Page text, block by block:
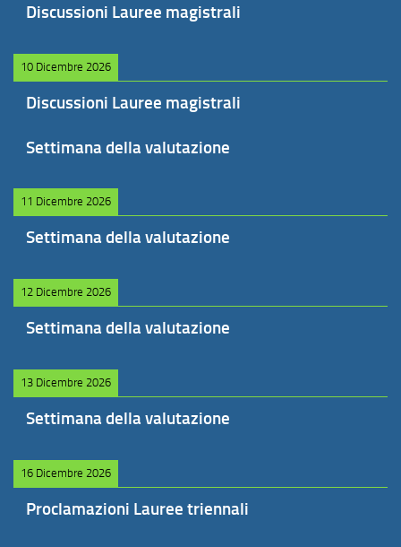
Discussioni Lauree magistrali
10 Dicembre 2026
Discussioni Lauree magistrali
Settimana della valutazione
11 Dicembre 2026
Settimana della valutazione
12 Dicembre 2026
Settimana della valutazione
13 Dicembre 2026
Settimana della valutazione
16 Dicembre 2026
Proclamazioni Lauree triennali